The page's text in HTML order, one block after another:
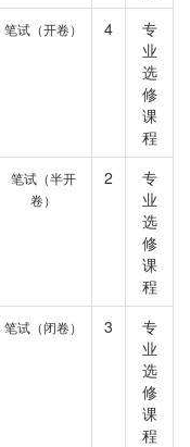
笔试（开卷） 4
专
业
选
修
课
程
笔试（半开
卷）
2
专
业
选
修
课
程
笔试（闭卷） 3
专
业
选
修
课
程